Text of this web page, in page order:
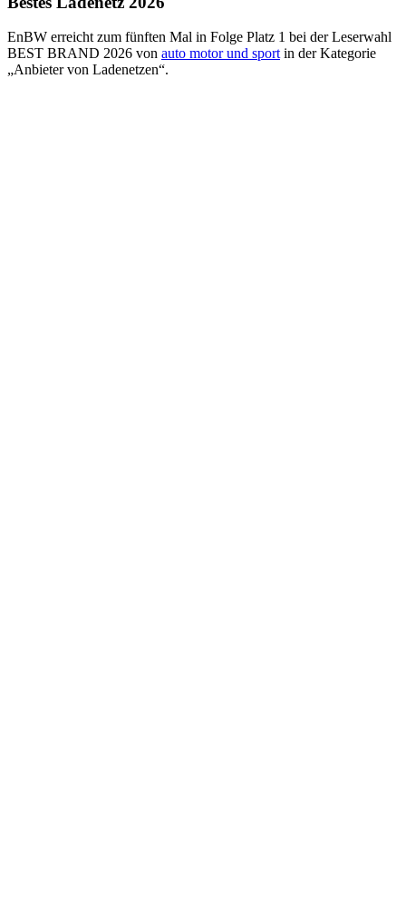
EnBW erreicht zum fünften Mal in Folge Platz 1 bei der Leserwahl
BEST BRAND 2026 von auto motor und sportin der Kategorie
„Anbieter von Ladenetzen“.